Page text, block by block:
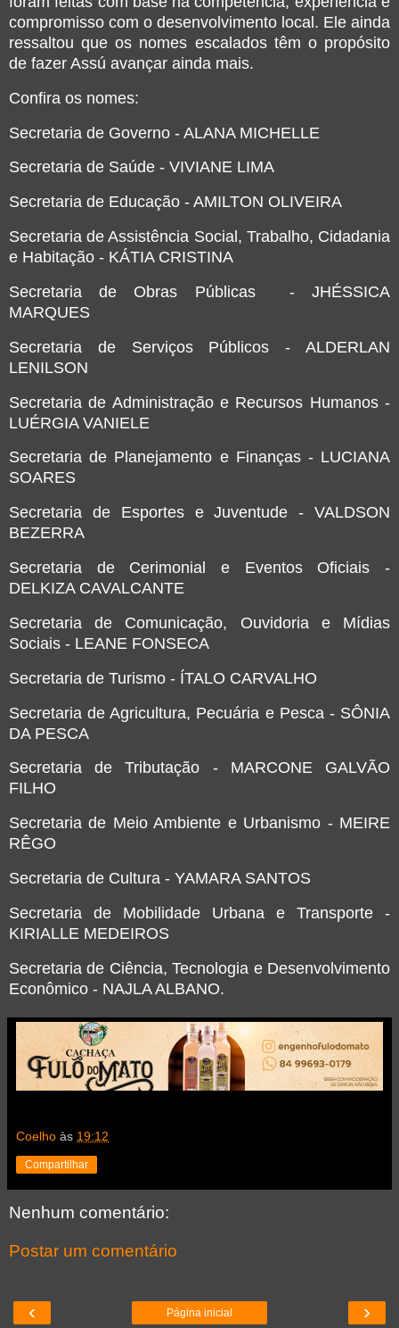
compromisso com o desenvolvimento local. Ele ainda
ressaltou que os nomes escalados têm o propósito
de fazer Assú avançar ainda mais.
Confira os nomes:
Secretaria de Governo - ALANA MICHELLE
Secretaria de Saúde - VIVIANE LIMA
Secretaria de Educação - AMILTON OLIVEIRA
Secretaria de Assistência Social, Trabalho, Cidadania
e Habitação - KÁTIA CRISTINA
Secretaria de Obras Públicas - JHÉSSICA
MARQUES
Secretaria de Serviços Públicos - ALDERLAN
LENILSON
Secretaria de Administração e Recursos Humanos -
LUÉRGIA VANIELE
Secretaria de Planejamento e Finanças - LUCIANA
SOARES
Secretaria de Esportes e Juventude - VALDSON
BEZERRA
Secretaria de Cerimonial e Eventos Oficiais -
DELKIZA CAVALCANTE
Secretaria de Comunicação, Ouvidoria e Mídias
Sociais - LEANE FONSECA
Secretaria de Turismo - ÍTALO CARVALHO
Secretaria de Agricultura, Pecuária e Pesca - SÔNIA
DA PESCA
Secretaria de Tributação - MARCONE GALVÃO
FILHO
Secretaria de Meio Ambiente e Urbanismo - MEIRE
RÊGO
Secretaria de Cultura - YAMARA SANTOS
Secretaria de Mobilidade Urbana e Transporte -
KIRIALLE MEDEIROS
Secretaria de Ciência, Tecnologia e Desenvolvimento
Econômico - NAJLA ALBANO.
Coelho às 19:12
Compartilhar
Nenhum comentário:
Postar um comentário
‹ ›
Página inicial